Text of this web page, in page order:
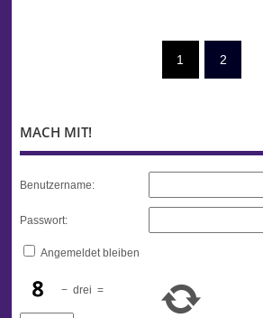
1 2
MACH MIT!
Benutzername:
Passwort:
Angemeldet bleiben
− drei =